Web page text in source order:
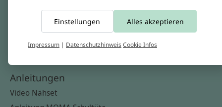
Widerrufsbelehrung
Anleitungen
Video Nähset
Einstellungen Alles akzeptieren
Impressum | DatenschutzhinweisCookie Infos